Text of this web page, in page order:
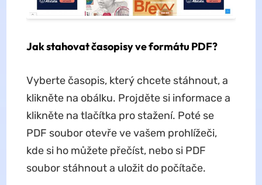
Jak stahovat časopisy ve formátu PDF?
Vyberte časopis, který chcete stáhnout, a
klikněte na obálku. Projděte si informace a
klikněte na tlačítka pro stažení. Poté se
PDF soubor otevře ve vašem prohlížeči,
kde si ho můžete přečíst, nebo si PDF
soubor stáhnout a uložit do počítače.